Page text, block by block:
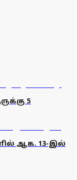
5
ஆக. 13-இல்